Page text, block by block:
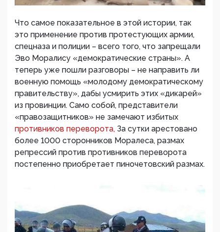
Что самое показательное в этой истории, так
это применение против протестующих армии,
спецназа и полиции – всего того, что запрещали
Эво Моралису «демократические страны». А
теперь уже пошли разговоры – не направить ли
военную помощь «молодому демократическому
правительству», дабы усмирить этих «дикарей»
из провинции. Само собой, представители
«правозащитников» не замечают избитых
противников переворота, За сутки арестовано
более 1000 сторонников Моралеса, размах
репрессий против противников переворота
постепенно приобретает пиночетовский размах.